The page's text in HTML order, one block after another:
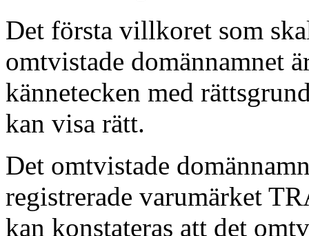
Det första villkoret som
omtvistade domännamnet
kännetecken med
kan visa rätt.
Det omtvistade
registrerade varumärket
kan konstateras att det